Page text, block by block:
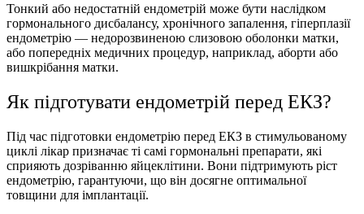
Тонкий або недостатній ендометрій може бути наслідком
гормонального дисбалансу, хронічного запалення, гіперплазії
ендометрію — недорозвиненою слизовою оболонки матки,
або попередніх медичних процедур, наприклад, аборти або
вишкрібання матки.
Як підготувати ендометрій перед ЕКЗ?
Під час підготовки ендометрію перед ЕКЗ в стимульованому
циклі лікар призначає ті самі гормональні препарати, які
сприяють дозріванню яйцеклітини. Вони підтримують ріст
ендометрію, гарантуючи, що він досягне оптимальної
товщини для імплантації.